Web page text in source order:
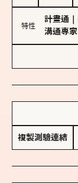
特性
計畫通
溝通專家
複製測驗連結